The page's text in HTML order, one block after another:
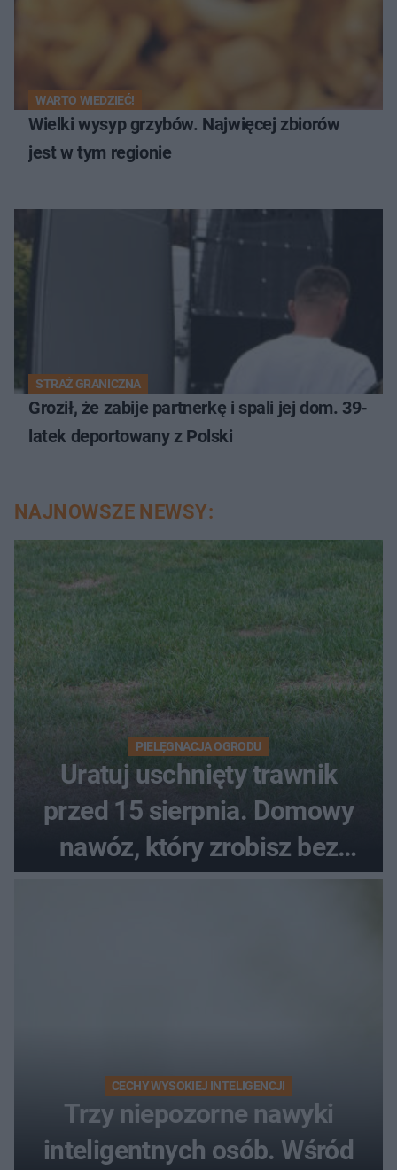
WARTO WIEDZIEĆ!
Wielki wysyp grzybów. Najwięcej zbiorów
jest w tym regionie
STRAŻ GRANICZNA
Groził, że zabije partnerkę i spali jej dom. 39-
latek deportowany z Polski
NAJNOWSZE NEWSY:
PIELĘGNACJA OGRODU
Uratuj uschnięty trawnik
przed 15 sierpnia. Domowy
nawóz, który zrobisz bez
CECHY WYSOKIEJ INTELIGENCJI
Trzy niepozorne nawyki
inteligentnych osób. Wśród